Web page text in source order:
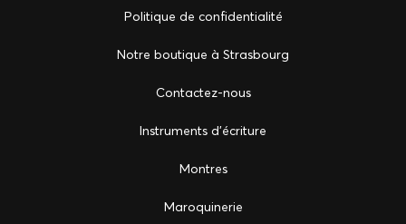
Politique de confidentialité
Notre boutique à Strasbourg
Сontactez-nous
Instruments d'écriture
Montres
Maroquinerie